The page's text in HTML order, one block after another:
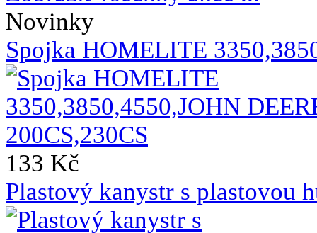
Novinky
Spojka HOMELITE
133 Kč
Plastový kanystr s plastovou